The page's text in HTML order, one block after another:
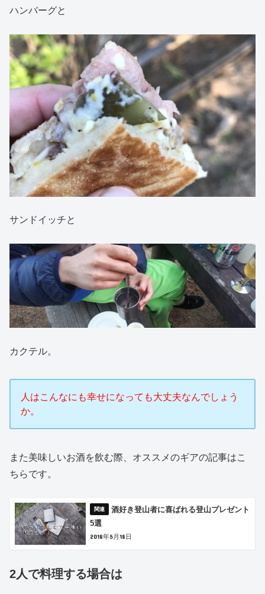
ハンバーグと
サンドイッチと
カクテル。
人はこんなにも幸せになっても大丈夫なんでしょう
か。
また美味しいお酒を飲む際、オススメのギアの記事はこ
ちらです。
酒好き登山者に喜ばれる登山プレゼント
5選
2018年5月18日
2人で料理する場合は